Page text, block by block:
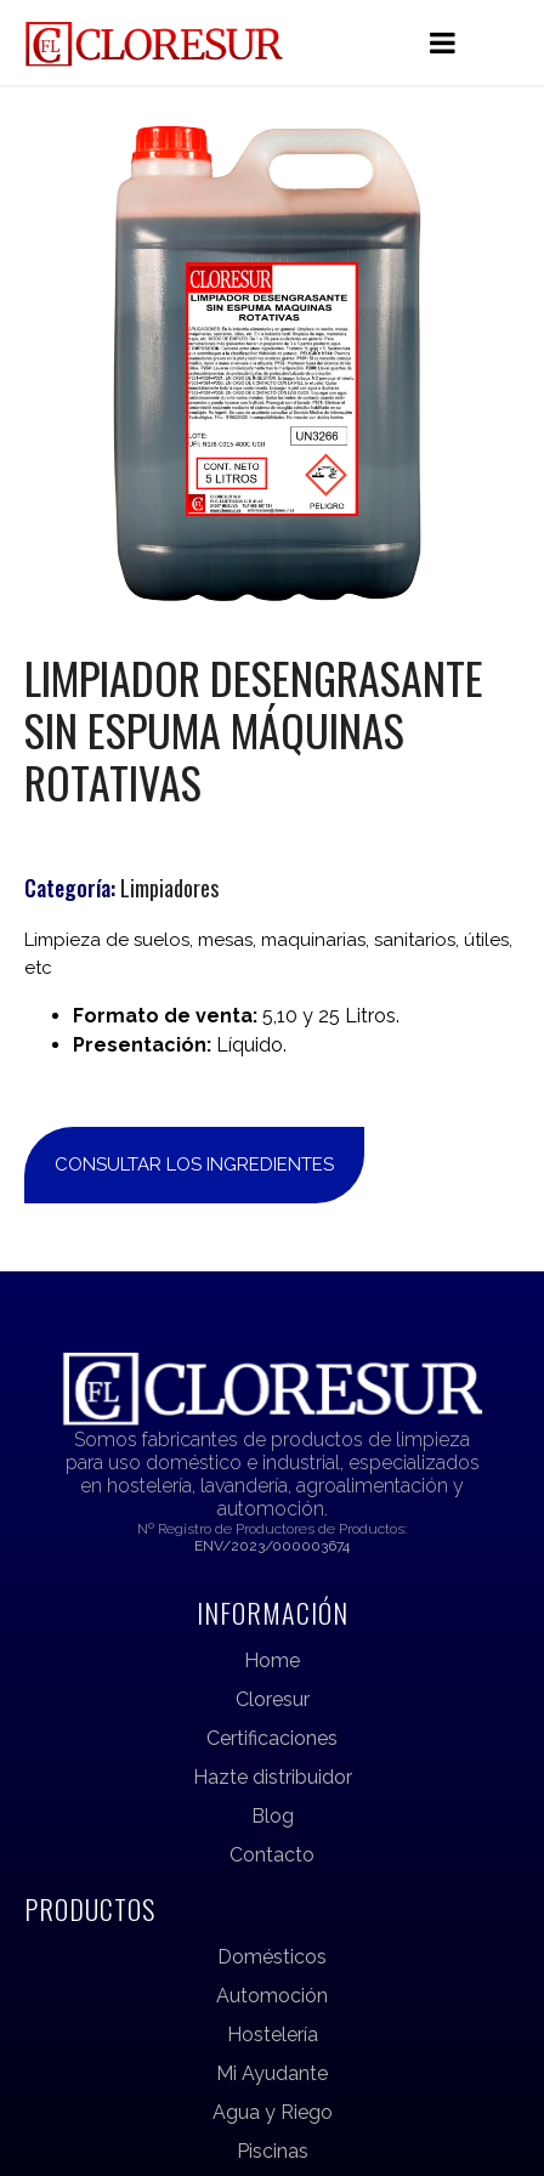
LIMPIADOR DESENGRASANTE
SIN ESPUMA MÁQUINAS
ROTATIVAS
Categoría:Limpiadores
Limpieza de suelos, mesas, maquinarias, sanitarios, útiles,
etc
Formato de venta: 5,10 y 25 Litros.
Presentación: Líquido.
CONSULTAR LOS INGREDIENTES
Somos fabricantes de productos de limpieza
para uso doméstico e industrial, especializados
en hostelería, lavandería, agroalimentación y
automoción.
Nº Registro de Productores de Productos:
ENV/2023/000003674
INFORMACIÓN
Home
Cloresur
Certificaciones
Hazte distribuidor
Blog
Contacto
PRODUCTOS
Domésticos
Automoción
Hostelería
Mi Ayudante
Agua y Riego
Piscinas